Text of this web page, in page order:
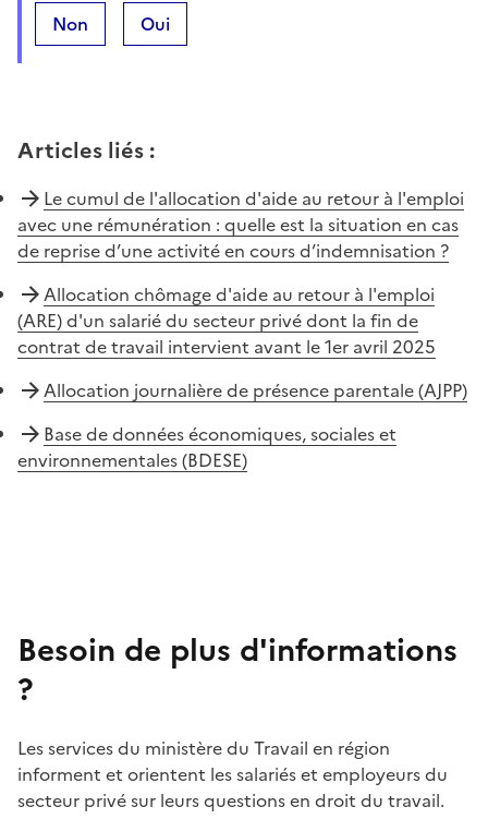
Non Oui
Articles liés :
Le cumul de l'allocation d'aide au retour à l'emploi
avec une rémunération : quelle est la situation en cas
de reprise d’une activité en cours d’indemnisation ?
Allocation chômage d'aide au retour à l'emploi
(ARE) d'un salarié du secteur privé dont la fin de
contrat de travail intervient avant le 1er avril 2025
Allocation journalière de présence parentale (AJPP)
Base de données économiques, sociales et
environnementales (BDESE)
Besoin de plus d'informations
?
Les services du ministère du Travail en région
informent et orientent les salariés et employeurs du
secteur privé sur leurs questions en droit du travail.